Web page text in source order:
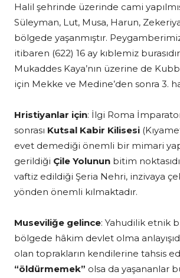
Halil şehrinde üzerinde cami
Süleyman, Lut, Musa, Harun,
bölgede yaşanmıştır.
itibaren (622) 16 ay kıblemiz
Mukaddes Kaya’nın üzerine de
için Mekke ve Medine’den sonra 3.
Hristiyanlar için: İlgi Roma
sonrası Kutsal Kabir Kilisesi
evet demediği önemli bir mimari
gerildiği Çile Yolunun bitim
vaftiz edildiği Şeria Nehri, inzivaya
yönden önemli kılmaktadır.
Museviliğe gelince: Yahudilik etnik
bölgede hâkim devlet olma
olan toprakların kendilerine tahsis
“öldürmemek” olsa da yaşananlar